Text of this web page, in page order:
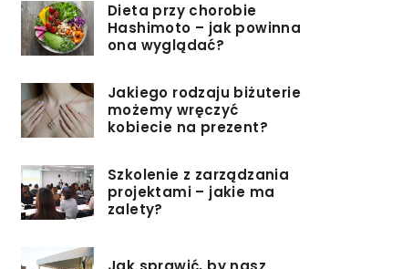
Dieta przy chorobie
Hashimoto – jak powinna
ona wyglądać?
Jakiego rodzaju biżuterie
możemy wręczyć
kobiecie na prezent?
Szkolenie z zarządzania
projektami – jakie ma
zalety?